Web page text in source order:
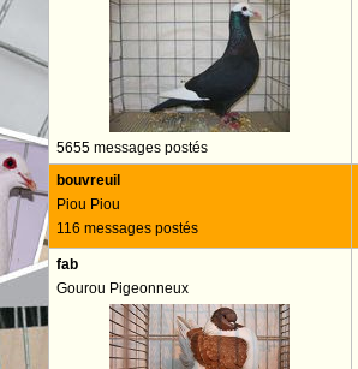
5655 messages postés
bouvreuil
Piou Piou
116 messages postés
fab
Gourou Pigeonneux